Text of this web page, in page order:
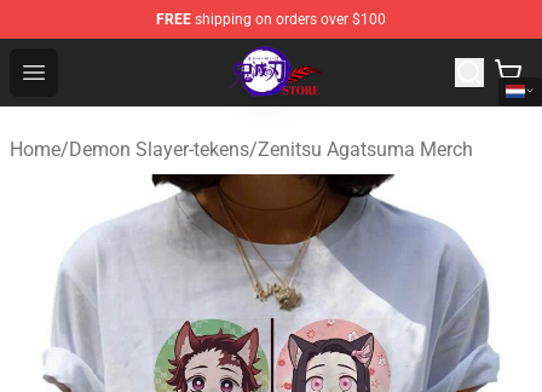
FREE shipping on orders over $100
Open menu
Kimetsu no Yaiba Store - Official Kimetsu no Yaiba
Home/Demon Slayer-tekens/Zenitsu Agatsuma Merch